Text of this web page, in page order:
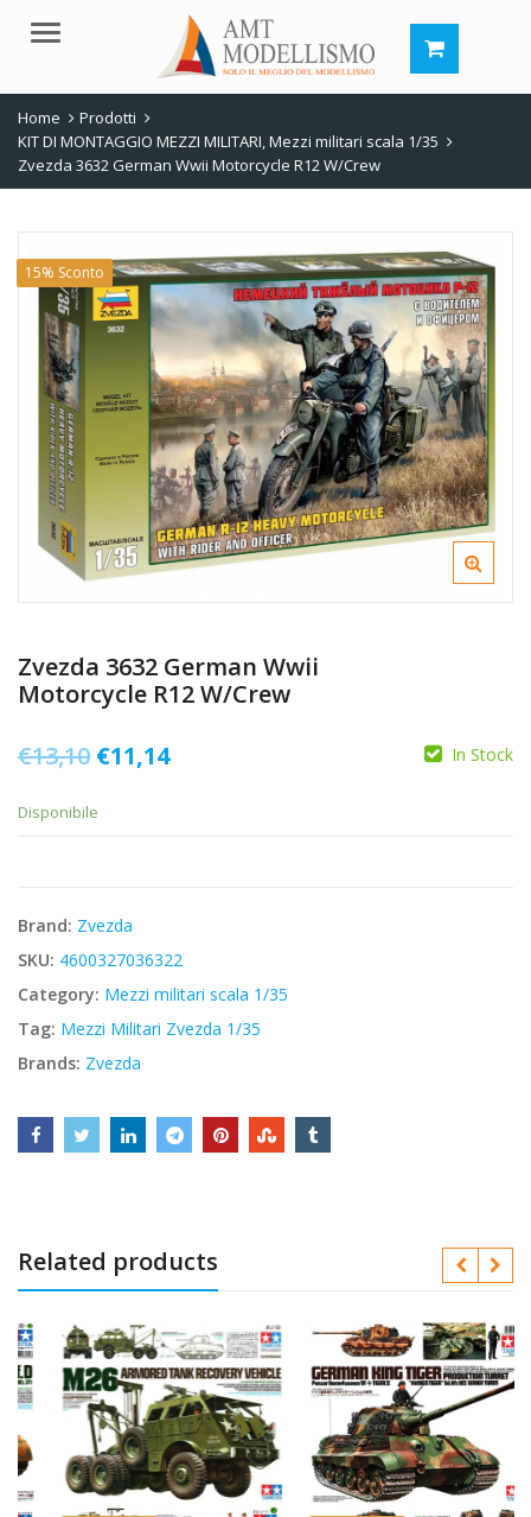
Menu
Home
Prodotti
KIT DI MONTAGGIO MEZZI MILITARI,Mezzi militari scala 1/35
Zvezda 3632 German Wwii Motorcycle R12 W/Crew
15% Sconto
Zvezda 3632 German Wwii
Motorcycle R12 W/Crew
€13,10 Il
€11,14Il
In Stock
Disponibile
Brand: Zvezda
SKU: 4600327036322
Category: Mezzi militari scala 1/35
Tag: Mezzi Militari Zvezda 1/35
Brands: Zvezda
Related products